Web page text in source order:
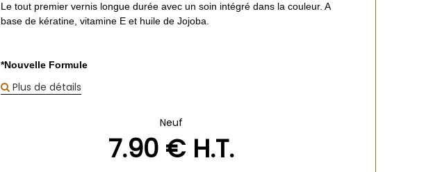
Le tout premier vernis longue durée avec un soin intégré dans la couleur. A
base de kératine, vitamine E et huile de Jojoba.
*Nouvelle Formule
Plus de détails
Neuf
7.90€ H.T.